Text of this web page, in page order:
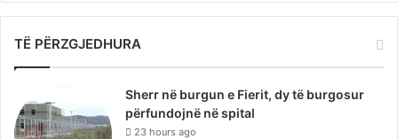
TË PËRZGJEDHURA
Sherr në burgun e Fierit, dy të burgosur
përfundojnë në spital
23 hours ago